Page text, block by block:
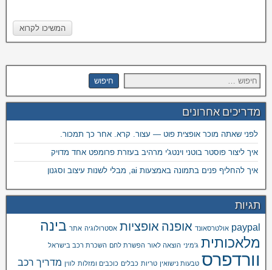
המשיכו לקרוא
מדריכים אחרונים
לפני שאתה מוכר אופצית פוט — עצור. קרא. אחר כך תמכור.
איך ליצור פוסטר בוטני וינטג'י מרהיב בעזרת פרומפט אחד מדויק
איך להחליף פנים בתמונה באמצעות ai, מבלי לשנות עיצוב וסגנון
תגיות
paypal אולטרסאונד אופנה אופציות אסטרולוגיה אתר בינה
מלאכותית ג'מיני הוצאה לאור הפשרת לחם השכרת רכב בישראל
וורדפרס טבעות נישואין טריות כבלים כוכבים ומזלות לווין מדריך רכב